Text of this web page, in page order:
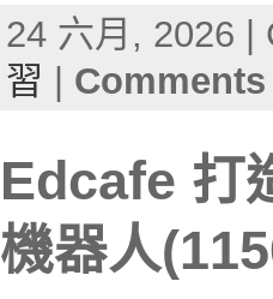
24 六月, 2026
習
Edcafe 打
機器人